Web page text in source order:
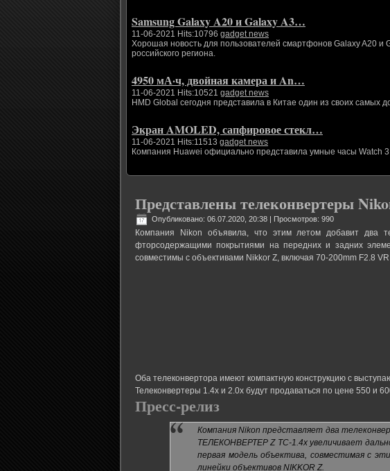
Samsung Galaxy A20 и Galaxy A3…
11-06-2021 Hits:10796 gadget news
Хорошая новость для пользователей смартфонов Galaxy A20 и
российского региона.
4950 мА·ч, двойная камера и An…
11-06-2021 Hits:10521 gadget news
HMD Global сегодня представила в Китае один из своих
Экран AMOLED, сапфировое стекл…
11-06-2021 Hits:11513 gadget news
Компания Huawei официально представила умные часы Watch
Представлены телеконвертеры
Опубликовано: 06.07.2020, 20:38 | Просмотров: 990
Компания Nikon объявила, что этим летом добавит два
фторсодержащими покрытиями на передних и задних
совместимы с объективами Nikkor Z, включая 70-200mm F2.8
Оба телеконвертора имеют компактную конструкцию с
Телеконвертеры 1.4x и 2.0x будут продаваться по цене 550 и
Пресс-релиз
Компания Nikon представляет два
ТЕЛЕКОНВЕРТЕР Z TC-1.4x увеличивает
первая модель объектива, совместимая с
линейки объективов NIKKOR Z.